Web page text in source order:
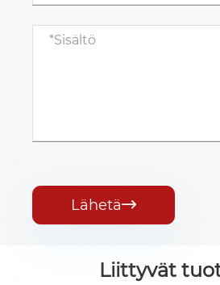
Lähetä
Liittyvät